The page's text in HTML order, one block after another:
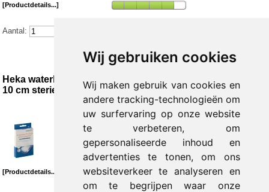
Wij gebruiken cookies
Wij maken gebruik van cookies en
andere tracking-technologieën om
uw surfervaring op onze website
te verbeteren, om
gepersonaliseerde inhoud en
advertenties te tonen, om ons
websiteverkeer te analyseren en
om te begrijpen waar onze
[Productdetails...]
Aantal:
Heka waterbestendige eilandpleister transparant 6 x
10 cm steriel 1 krimp (10 x 10 stuks)
Verpakt per 100 stuks
Prijs per verpakking:
€ 58.15 excl.,€ 63.38 incl. 9% BTW
[Productdetails...]